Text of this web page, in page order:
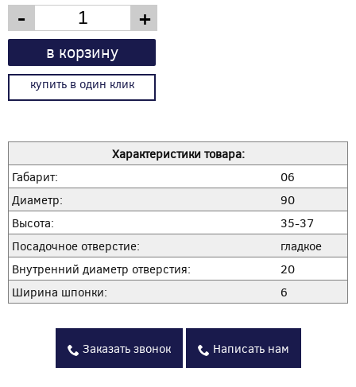
- +
в корзину
купить в один клик
Характеристики товара:
Габарит:
06
Диаметр:
90
Высота:
35-37
Посадочное отверстие:
гладкое
Внутренний диаметр отверстия:
20
Ширина шпонки:
6
Заказать звонок Написать нам